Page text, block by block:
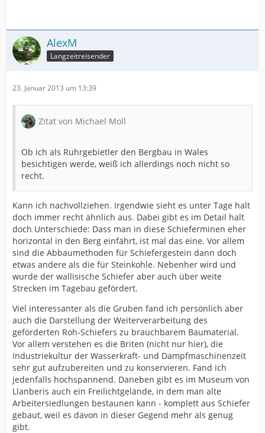
AlexM
Langzeitreisender
23. Januar 2013 um 13:39
Zitat von Michael Moll
Ob ich als Ruhrgebietler den Bergbau in Wales
besichtigen werde, weiß ich allerdings noch nicht so
recht.
Kann ich nachvollziehen. Irgendwie sieht es unter Tage halt
doch immer recht ähnlich aus. Dabei gibt es im Detail halt
doch Unterschiede: Dass man in diese Schieferminen eher
horizontal in den Berg einfährt, ist mal das eine. Vor allem
sind die Abbaumethoden für Schiefergestein dann doch
etwas andere als die für Steinkohle. Nebenher wird und
wurde der wallisische Schiefer aber auch über weite
Strecken im Tagebau gefördert.
Viel interessanter als die Gruben fand ich persönlich aber
auch die Darstellung der Weiterverarbeitung des
geförderten Roh-Schiefers zu brauchbarem Baumaterial.
Vor allem verstehen es die Briten (nicht nur hier), die
Industriekultur der Wasserkraft- und Dampfmaschinenzeit
sehr gut aufzubereiten und zu konservieren. Fand ich
jedenfalls hochspannend. Daneben gibt es im Museum von
Llanberis auch ein Freilichtgelände, in dem man alte
Arbeitersiedlungen bestaunen kann - komplett aus Schiefer
gebaut, weil es davon in dieser Gegend mehr als genug
gibt.